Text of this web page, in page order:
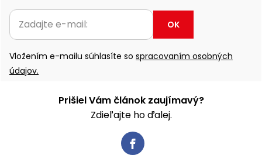
OK
Vložením e-mailu súhlasíte so spracovaním osobných
údajov.
Prišiel Vám článok zaujímavý?
Zdieľajte ho ďalej.